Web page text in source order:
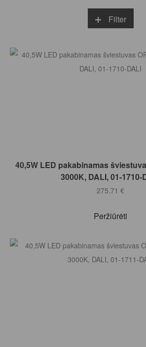
Filter
Į KREPŠELĮ
40,5W LED pakabinamas
3000K, DALI, 01-1710-
275.71 €
Peržiūrėti